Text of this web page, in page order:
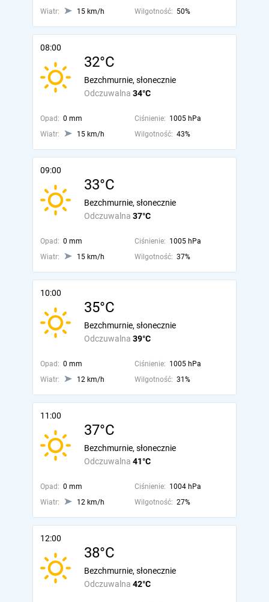
Wiatr: 15 km/h Wilgotność: 50%
08:00
32°C
Odczuwalna 34°C
Bezchmurnie, słonecznie
Opad: 0 mm Ciśnienie: 1005 hPa
Wiatr:
15 km/h Wilgotność: 43%
09:00
33°C
Odczuwalna 37°C
Bezchmurnie, słonecznie
Opad: 0 mm Ciśnienie: 1005 hPa
Wiatr:
15 km/h Wilgotność: 37%
10:00
35°C
Odczuwalna 39°C
Bezchmurnie, słonecznie
Opad: 0 mm Ciśnienie: 1005 hPa
Wiatr:
12 km/h Wilgotność: 31%
11:00
37°C
Odczuwalna 41°C
Bezchmurnie, słonecznie
Opad: 0 mm Ciśnienie: 1004 hPa
Wiatr:
12 km/h Wilgotność: 27%
12:00
38°C
Odczuwalna 42°C
Bezchmurnie, słonecznie